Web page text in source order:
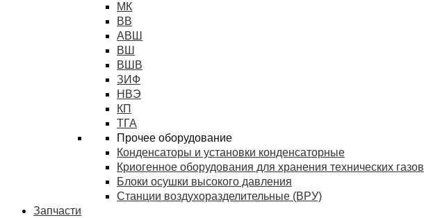
МК
ВВ
АВШ
ВШ
ВШВ
ЗИФ
НВЭ
КП
ТГА
Прочее оборудование
Конденсаторы и установки конденсаторные
Криогенное оборудования для хранения технических газов
Блоки осушки высокого давления
Станции воздухоразделительные (ВРУ)
Запчасти